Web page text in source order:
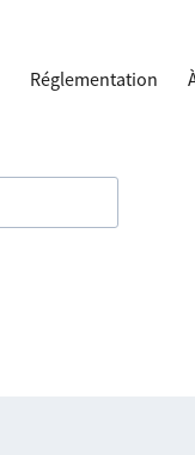
Réglementation